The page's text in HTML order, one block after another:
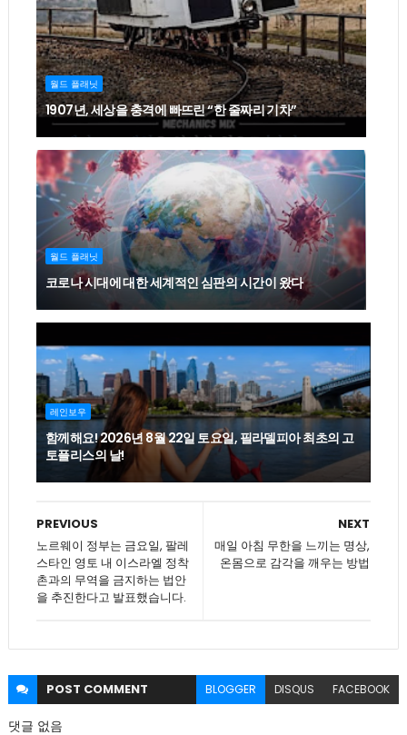
월드 플래닛
1907년, 세상을 충격에 빠뜨린 “한 줄짜리 기차”
월드 플래닛
코로나 시대에 대한 세계적인 심판의 시간이 왔다
레인보우
함께해요! 2026년 8월 22일 토요일, 필라델피아 최초의 고
토플리스의 날!
NEXT
매일 아침 무한을 느끼는 명상,
온몸으로 감각을 깨우는 방법
PREVIOUS
노르웨이 정부는 금요일, 팔레
스타인 영토 내 이스라엘 정착
촌과의 무역을 금지하는 법안
을 추진한다고 발표했습니다.
POST COMMENT BLOGGER DISQUS FACEBOOK
댓글 없음